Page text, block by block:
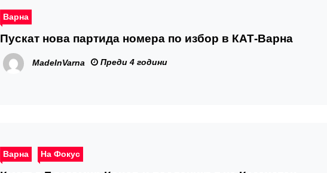
Варна
Пускат нова партида номера по избор в КАТ-Варна
MadeInVarna Преди 4 години
Варна На Фокус